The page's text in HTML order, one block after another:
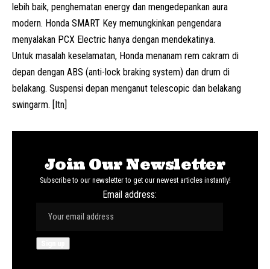
lebih baik, penghematan energy dan mengedepankan aura
modern. Honda SMART Key memungkinkan pengendara
menyalakan PCX Electric hanya dengan mendekatinya.
Untuk masalah keselamatan, Honda menanam rem cakram di
depan dengan ABS (anti-lock braking system) dan drum di
belakang. Suspensi depan menganut telescopic dan belakang
swingarm. [Itn]
Join Our Newsletter
Subscribe to our newsletter to get our newest articles instantly!
Email address: